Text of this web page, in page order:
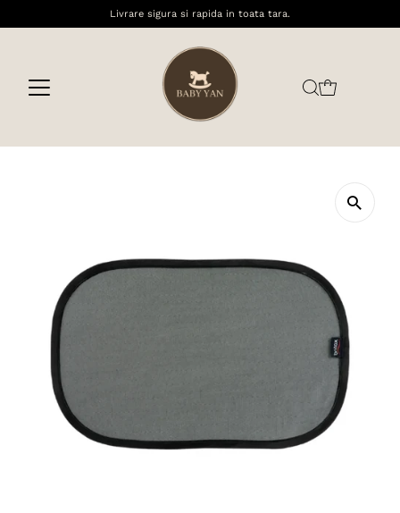
Livrare sigura si rapida in toata tara.